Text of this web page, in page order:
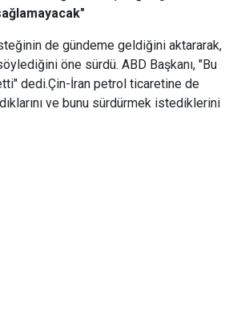
de gündeme geldiğini aktararak,
öne sürdü. ABD Başkanı, "Bu
dedi.Çin-İran petrol ticaretine de
ve bunu sürdürmek istediklerini